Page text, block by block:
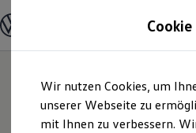
Hauptinhalt
springen
Footer
springen
Modelle und Konfigurator
Modelle vergleichen
Elektroautos
ENERGY Sondermodelle
Nutzfahrzeuge
Wir nutzen Cookies, um
unserer Webseite zu
mit Ihnen zu verbessern.